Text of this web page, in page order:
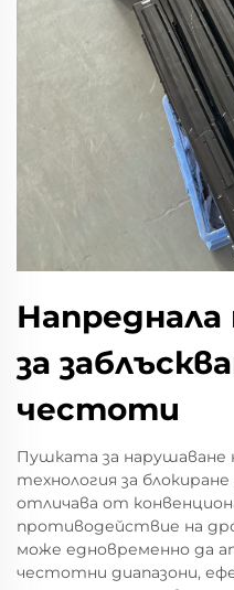
за
честоти
Пушката за нарушаване
технология за
отличава от
противодействие на
може едновременно да
честотни диапазони,